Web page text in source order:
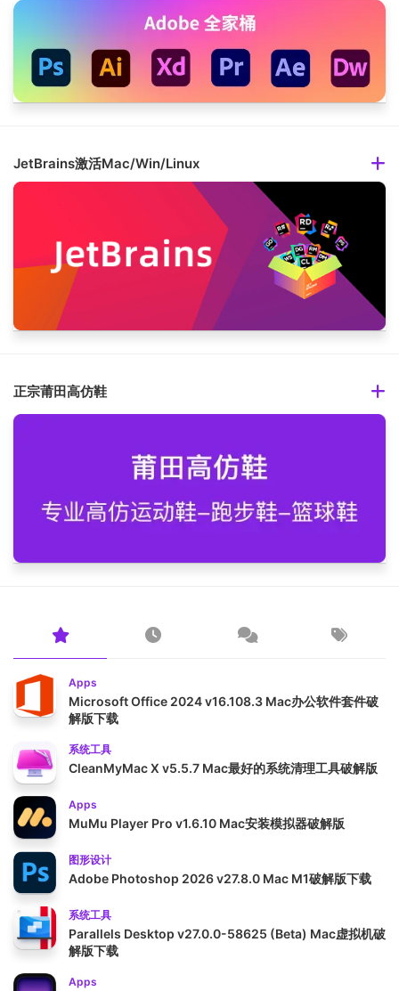
JetBrains激活Mac/Win/Linux
正宗莆田高仿鞋
Apps
Microsoft Office 2024 v16.108.3 Mac办公软件套件破
解版下载
系统工具
CleanMyMac X v5.5.7 Mac最好的系统清理工具破解版
Apps
MuMu Player Pro v1.6.10 Mac安装模拟器破解版
图形设计
Adobe Photoshop 2026 v27.8.0 Mac M1破解版下载
系统工具
Parallels Desktop v27.0.0-58625 (Beta) Mac虚拟机破
解版下载
Apps